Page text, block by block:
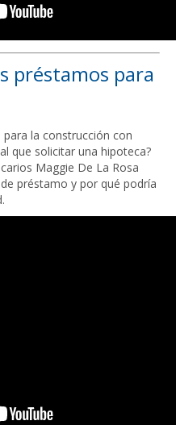
préstamos para
la construcción con
que solicitar una hipoteca?
Maggie De La Rosa
préstamo y por qué podría